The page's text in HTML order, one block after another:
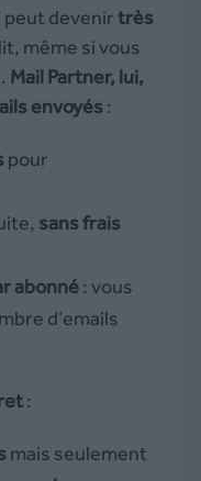
peut devenirtrès
même si vous
Mail Partner, lui,
envoyés:
pour
sans frais
abonné: vous
d’emails
:
mais seulement